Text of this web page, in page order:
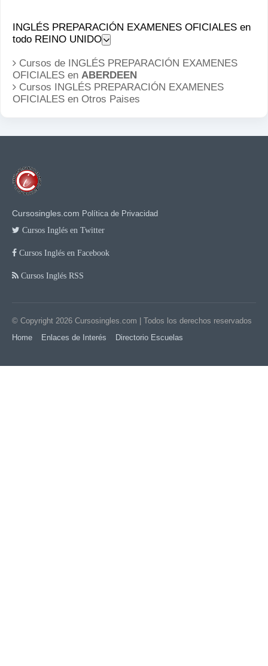
INGLÉS PREPARACIÓN EXAMENES OFICIALES en
todo REINO UNIDO
Cursos de INGLÉS PREPARACIÓN EXAMENES
OFICIALES en ABERDEEN
Cursos INGLÉS PREPARACIÓN EXAMENES
OFICIALES en Otros Paises
Cursosingles.com Política de Privacidad
Cursos Inglés en Twitter
Cursos Inglés en Facebook
Cursos Inglés RSS
© Copyright 2026 Cursosingles.com | Todos los derechos reservados
Home
Enlaces de Interés Directorio Escuelas